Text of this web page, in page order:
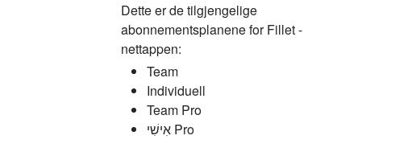
Dette er de tilgjengelige
abonnementsplanene for Fillet -
nettappen:
Team
Individuell
Team Pro
אִישִׁי Pro